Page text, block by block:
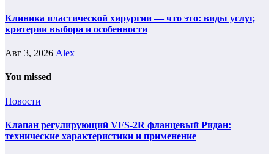
Клиника пластической хирургии — что это: виды услуг,
критерии выбора и особенности
Авг 3, 2026 Alex
You missed
Новости
Клапан регулирующий VFS-2R фланцевый Ридан:
технические характеристики и применение